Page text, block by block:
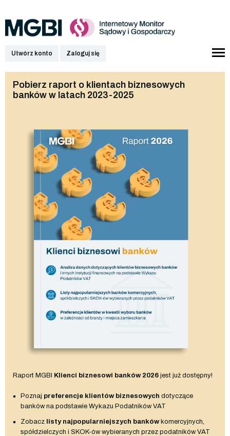
Utwórz konto Zaloguj się
Pobierz raport o klientach biznesowych
banków w latach 2023-2025
Raport MGBI Klienci biznesowi banków 2026 jest już dostępny!
Poznaj preferencje klientów biznesowych dotyczące
banków na podstawie Wykazu Podatników VAT
Zobacz listy najpopularniejszych bankówkomercyjnych,
spółdzielczych i SKOK-ów wybieranych przez podatników VAT